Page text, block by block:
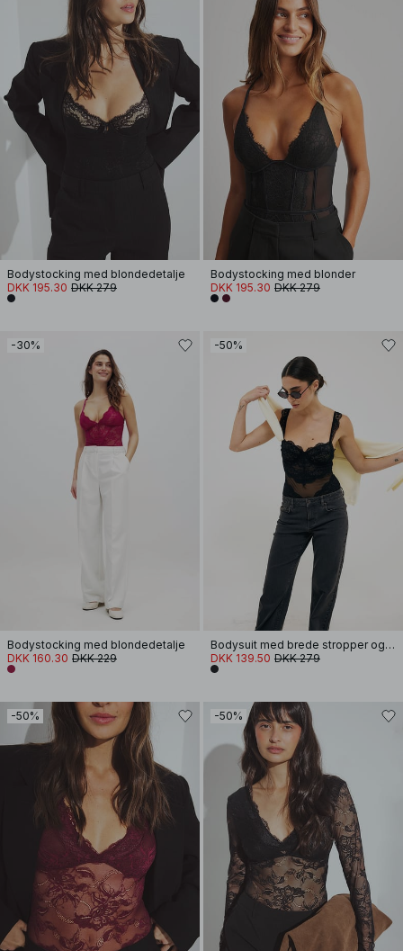
Bodystocking med blondedetalje
DKK 195.30 DKK 279
Bodystocking med blonder
DKK 195.30 DKK 279
-30%
Bodystocking med blondedetalje
DKK 160.30 DKK 229
-50%
Bodysuit med brede stropper og blondekopper
DKK 139.50 DKK 279
-50% -50%